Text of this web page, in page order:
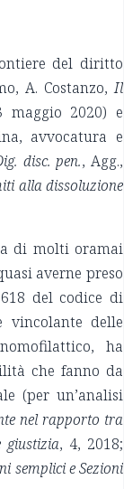
del diritto
A. Costanzo,Il
maggio 2020) e
avvocatura e
disc. pen., Agg.,
alla dissoluzione
di molti oramai
averne preso
618 del codice di
vincolante delle
ha
che fanno da
(per un’analisi
nel rapporto tra
giustizia, 4, 2018;
semplici e Sezioni